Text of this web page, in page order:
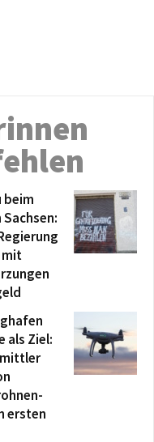
beim
mit
als Ziel:
ersten